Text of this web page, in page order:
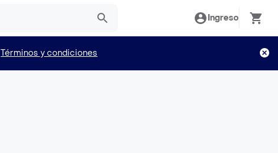
Ingreso
Términos y condiciones